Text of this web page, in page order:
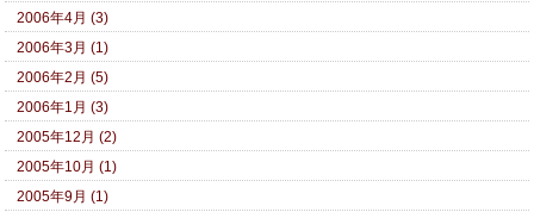
2006年4月 (3)
2006年3月 (1)
2006年2月 (5)
2006年1月 (3)
2005年12月 (2)
2005年10月 (1)
2005年9月 (1)